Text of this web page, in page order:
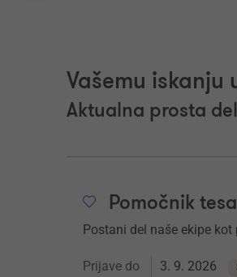
Vašemu iskanju
Aktualna prosta
Pomočnik
Postani del naše ekipe
Prijave do 3. 9. 2026